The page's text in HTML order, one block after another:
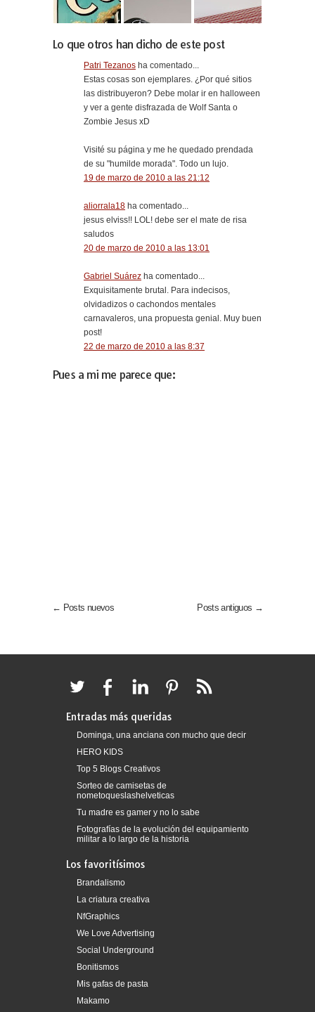
Lo que otros han dicho de este post
Patri Tezanos ha comentado...
Estas cosas son ejemplares. ¿Por qué sitios
las distribuyeron? Debe molar ir en halloween
y ver a gente disfrazada de Wolf Santa o
Zombie Jesus xD
Visité su página y me he quedado prendada
de su "humilde morada". Todo un lujo.
19 de marzo de 2010 a las 21:12
aliorrala18 ha comentado...
jesus elviss!! LOL! debe ser el mate de risa
saludos
20 de marzo de 2010 a las 13:01
Gabriel Suárez ha comentado...
Exquisitamente brutal. Para indecisos,
olvidadizos o cachondos mentales
carnavaleros, una propuesta genial. Muy buen
post!
22 de marzo de 2010 a las 8:37
Pues a mi me parece que:
← Posts nuevos Posts antiguos →
Entradas más queridas
Dominga, una anciana con mucho que decir
HERO KIDS
Top 5 Blogs Creativos
Sorteo de camisetas de
nometoqueslashelveticas
Tu madre es gamer y no lo sabe
Fotografías de la evolución del equipamiento
militar a lo largo de la historia
Los favoritísimos
Brandalismo
La criatura creativa
NfGraphics
We Love Advertising
Social Underground
Bonitismos
Mis gafas de pasta
Makamo